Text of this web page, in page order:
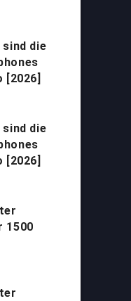
sind die
[2026]
sind die
[2026]
1500